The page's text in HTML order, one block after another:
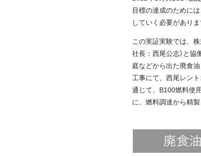
目標の達成のために
していく必要がありま
この実証実験では、株
社長：西尾公志）と
庭などから出た廃食
工事にて、西尾レン
通じて、B100燃料使
に、燃料調達から精